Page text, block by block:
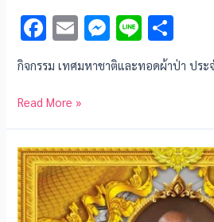
F
e
b
o
o
k
E
ai
l
M
es
se
g
er
Li
e
h
ar
กิจกรรม เทศมหาชาติและทอดผ้าป่า ประ
Read More »